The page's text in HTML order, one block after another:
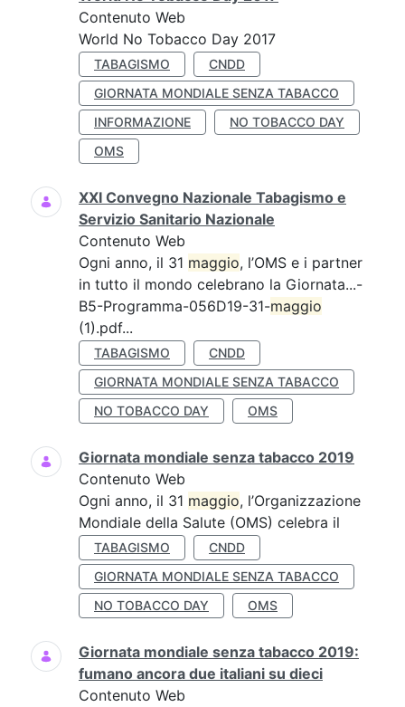
Contenuto Web
World No Tobacco Day 2017
TABAGISMO
CNDD
GIORNATA MONDIALE SENZA TABACCO
INFORMAZIONE
NO TOBACCO DAY
OMS
XXI Convegno Nazionale Tabagismo e
Servizio Sanitario Nazionale
Contenuto Web
Ogni anno, il 31 maggio, l’OMS e i partner
in tutto il mondo celebrano la Giornata...-
B5-Programma-056D19-31-maggio
(1).pdf...
TABAGISMO
CNDD
GIORNATA MONDIALE SENZA TABACCO
NO TOBACCO DAY
OMS
Giornata mondiale senza tabacco 2019
Contenuto Web
Ogni anno, il 31 maggio, l’Organizzazione
Mondiale della Salute (OMS) celebra il
TABAGISMO
CNDD
GIORNATA MONDIALE SENZA TABACCO
NO TOBACCO DAY
OMS
Giornata mondiale senza tabacco 2019:
fumano ancora due italiani su dieci
Contenuto Web